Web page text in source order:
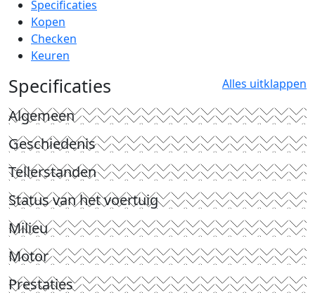
Specificaties
Kopen
Checken
Keuren
Specificaties Alles uitklappen
Algemeen
Geschiedenis
Tellerstanden
Status van het voertuig
Milieu
Motor
Prestaties